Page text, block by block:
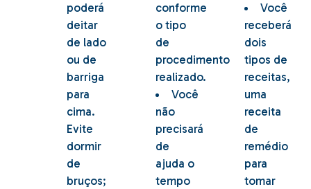
poderá
deitar
de lado
ou de
barriga
para
cima.
Evite
dormir
de
bruços;
conforme
o tipo
de
procedimento
realizado.
Você
não
precisará
de
ajuda o
tempo
Você
receberá
dois
tipos de
receitas,
uma
receita
de
remédio
para
tomar